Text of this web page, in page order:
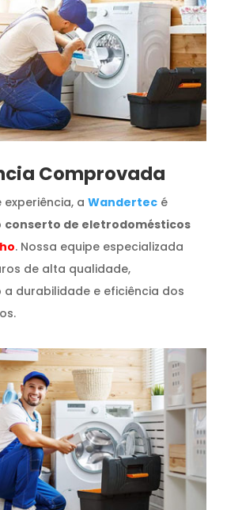
Comprovada
a Wandertecé
conserto de eletrodomésticos
. Nossa equipe especializada
de alta qualidade,
a durabilidade e eficiência dos